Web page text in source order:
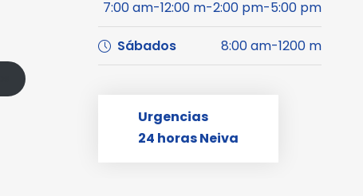
7:00 am-12:00 m-2:00 pm-5:00 pm
Sábados 8:00 am-1200 m
Urgencias
24 horas Neiva